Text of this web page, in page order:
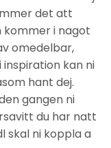
det att
i nagot
omedelbar,
kan ni
hant dej.
gangen ni
du har natt
skal ni koppla a